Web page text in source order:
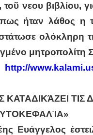
νεου βιβλίου,
ήταν λάθος η
ολόκληρη
μητροπολίτη
http://
ΤΙΣ